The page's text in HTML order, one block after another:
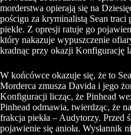
morderstwa opierają się na
pościgu za kryminalistą Sean
piekle. Z opresji ratuje go
który nakazuje wypuszczenie
kradnąc przy okazji Konfigurację
W końcówce okazuje się, że to
Morderca zmusza Davida i jego
Konfiguracji licząc, że Pinhead
Pinhead odmawia, twierdząc, że
frakcja piekła – Audytorzy. Przed
pojawienie się anioła. Wysłannik